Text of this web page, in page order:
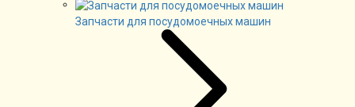
Запчасти для посудомоечных машин